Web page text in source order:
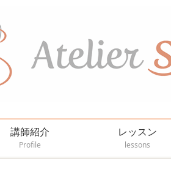
講師紹介
Profile
レッスン
lessons